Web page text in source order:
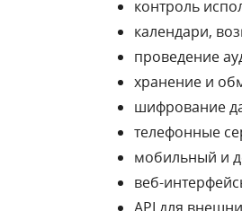
контроль
календари,
проведение
хранение и
шифрование
телефонные
мобильный и
веб-